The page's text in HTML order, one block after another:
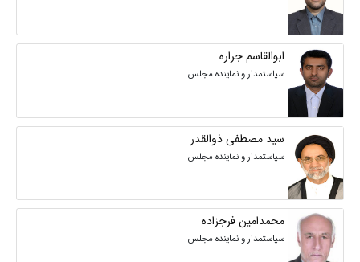
ابوالقاسم جراره
سیاستمدار و نماینده مجلس
سید مصطفی ذوالقدر
سیاستمدار و نماینده مجلس
محمدامین فرجزاده
سیاستمدار و نماینده مجلس